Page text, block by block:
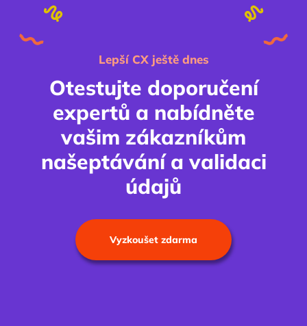
Lepší CX ještě dnes
Otestujte doporučení
expertů a nabídněte
vašim zákazníkům
našeptávání a validaci
údajů
Vyzkoušet zdarma